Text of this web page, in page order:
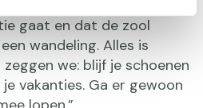
gaat en dat de zool
wandeling. Alles is
we: blijf je schoenen
vakanties. Ga er gewoon